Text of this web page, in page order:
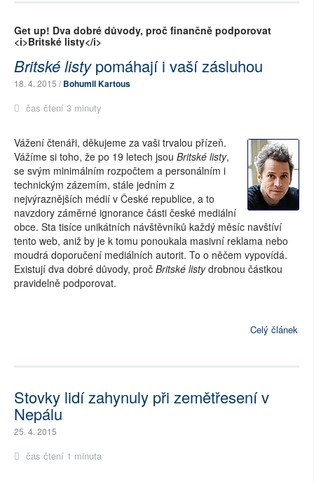
Get up! Dva dobré důvody, proč finančně podporovat
<i>Britské listy</i>
Britské listypomáhají i vaší zásluhou
18. 4. 2015 /Bohumil Kartous
čas čtení 3 minuty
Vážení čtenáři, děkujeme za vaši trvalou přízeň.
Vážíme si toho, že po 19 letech jsou Britské listy,
se svým minimálním rozpočtem a personálním i
technickým zázemím, stále jedním z
nejvýraznějších médií v České republice, a to
navzdory záměrné ignorance části české mediální
obce. Sta tisíce unikátních návštěvníků každý měsíc navštíví
tento web, aniž by je k tomu ponoukala masivní reklama nebo
moudrá doporučení mediálních autorit. To o něčem vypovídá.
Existují dva dobré důvody, proč Britské listydrobnou částkou
pravidelně podporovat.
Celý článek
Stovky lidí zahynuly při zemětřesení v
Nepálu
25. 4. 2015
čas čtení 1 minuta